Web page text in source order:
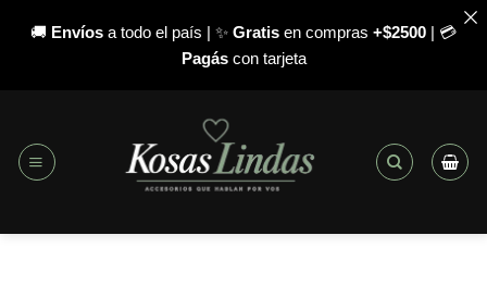
🚚 Envíos a todo el país | ✨ Gratis en compras +$2500 | 💳
Pagáscon tarjeta
contenido